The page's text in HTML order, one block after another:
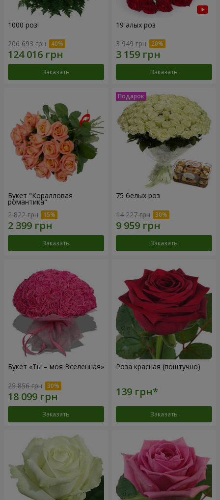
1000 роз!
206 693 грн
Заказать
19 алых роз
3 949 грн
Заказать
Букет "Коралловая
романтика"
2 822 грн
Заказать
75 белых роз
14 227 грн
Заказать
Букет «Ты – моя Вселенная»
25 856 грн
Заказать
Роза красная (поштучно)
Заказать